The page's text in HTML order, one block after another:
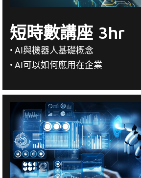
短時數講座 3hr
• AI與機器人基礎概念
• AI可以如何應用在企業